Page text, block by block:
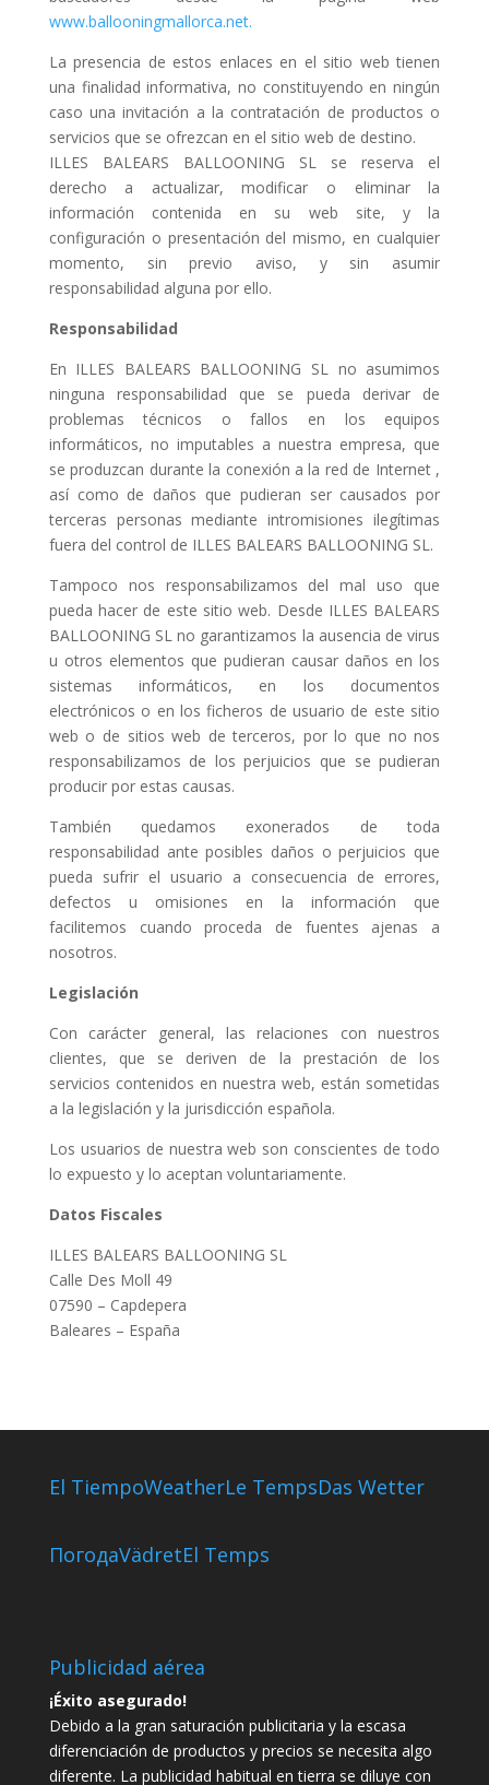
www.ballooningmallorca.net.
La presencia de estos enlaces en el sitio web tienen
una finalidad informativa, no constituyendo en ningún
caso una invitación a la contratación de productos o
servicios que se ofrezcan en el sitio web de destino.
ILLES BALEARS BALLOONING SL se reserva el
derecho a actualizar, modificar o eliminar la
información contenida en su web site, y la
configuración o presentación del mismo, en cualquier
momento, sin previo aviso, y sin asumir
responsabilidad alguna por ello.
Responsabilidad
En ILLES BALEARS BALLOONING SL no asumimos
ninguna responsabilidad que se pueda derivar de
problemas técnicos o fallos en los equipos
informáticos, no imputables a nuestra empresa, que
se produzcan durante la conexión a la red de Internet ,
así como de daños que pudieran ser causados por
terceras personas mediante intromisiones ilegítimas
fuera del control de ILLES BALEARS BALLOONING SL.
Tampoco nos responsabilizamos del mal uso que
pueda hacer de este sitio web. Desde ILLES BALEARS
BALLOONING SL no garantizamos la ausencia de virus
u otros elementos que pudieran causar daños en los
sistemas informáticos, en los documentos
electrónicos o en los ficheros de usuario de este sitio
web o de sitios web de terceros, por lo que no nos
responsabilizamos de los perjuicios que se pudieran
producir por estas causas.
También quedamos exonerados de toda
responsabilidad ante posibles daños o perjuicios que
pueda sufrir el usuario a consecuencia de errores,
defectos u omisiones en la información que
facilitemos cuando proceda de fuentes ajenas a
nosotros.
Legislación
Con carácter general, las relaciones con nuestros
clientes, que se deriven de la prestación de los
servicios contenidos en nuestra web, están sometidas
a la legislación y la jurisdicción española.
Los usuarios de nuestra web son conscientes de todo
lo expuesto y lo aceptan voluntariamente.
Datos Fiscales
ILLES BALEARS BALLOONING SL
Calle Des Moll 49
07590 – Capdepera
Baleares – España
El TiempoWeatherLe TempsDas Wetter
ПогодаVädretEl Temps
Publicidad aérea
¡Éxito asegurado!
Debido a la gran saturación publicitaria y la escasa
diferenciación de productos y precios se necesita algo
diferente. La publicidad habitual en tierra se diluye con